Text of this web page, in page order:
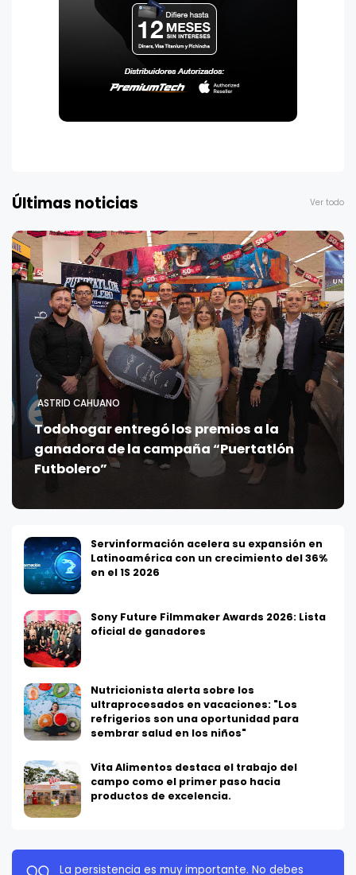
Últimas noticias Ver todo
ASTRID CAHUANO
Todohogar entregó los premios a la
ganadora de la campaña “Puertatlón
Futbolero”
Servinformación acelera su expansión en
Latinoamérica con un crecimiento del 36%
en el 1S 2026
Sony Future Filmmaker Awards 2026: Lista
oficial de ganadores
Nutricionista alerta sobre los
ultraprocesados en vacaciones: "Los
refrigerios son una oportunidad para
sembrar salud en los niños"
Vita Alimentos destaca el trabajo del
campo como el primer paso hacia
productos de excelencia.
La persistencia es muy importante. No debes